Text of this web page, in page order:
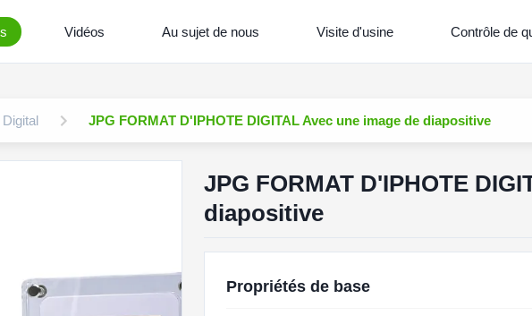
Vidéos Au sujet de nous Visite d'usine Contrôle de
JPG FORMAT D'IPHOTE DIGITAL Avec une image de diapositive
JPG FORMAT D'IPHOTE
diapositive
Propriétés de base